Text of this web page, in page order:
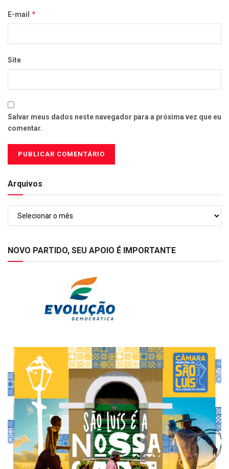
E-mail *
Site
Salvar meus dados neste navegador para a próxima vez que eu
comentar.
Arquivos
NOVO PARTIDO, SEU APOIO É IMPORTANTE